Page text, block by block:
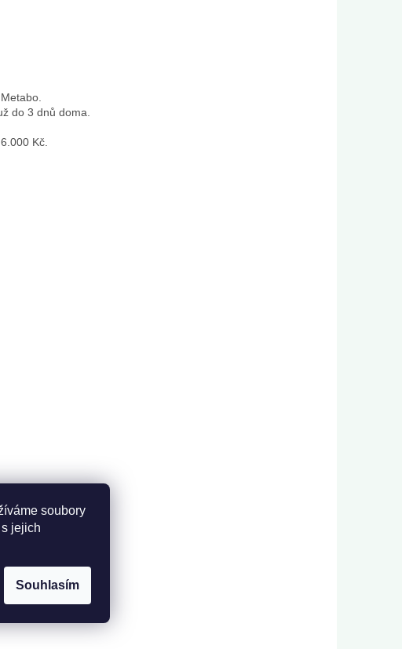
soubory
jejich
Souhlasím
do 3 dnů doma.
Kč.